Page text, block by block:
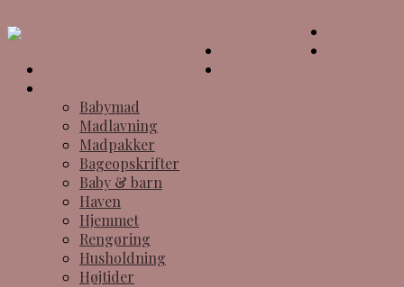
Babymad
Madlavning
Madpakker
Bageopskrifter
Baby & barn
Haven
Hjemmet
Rengøring
Husholdning
Højtider